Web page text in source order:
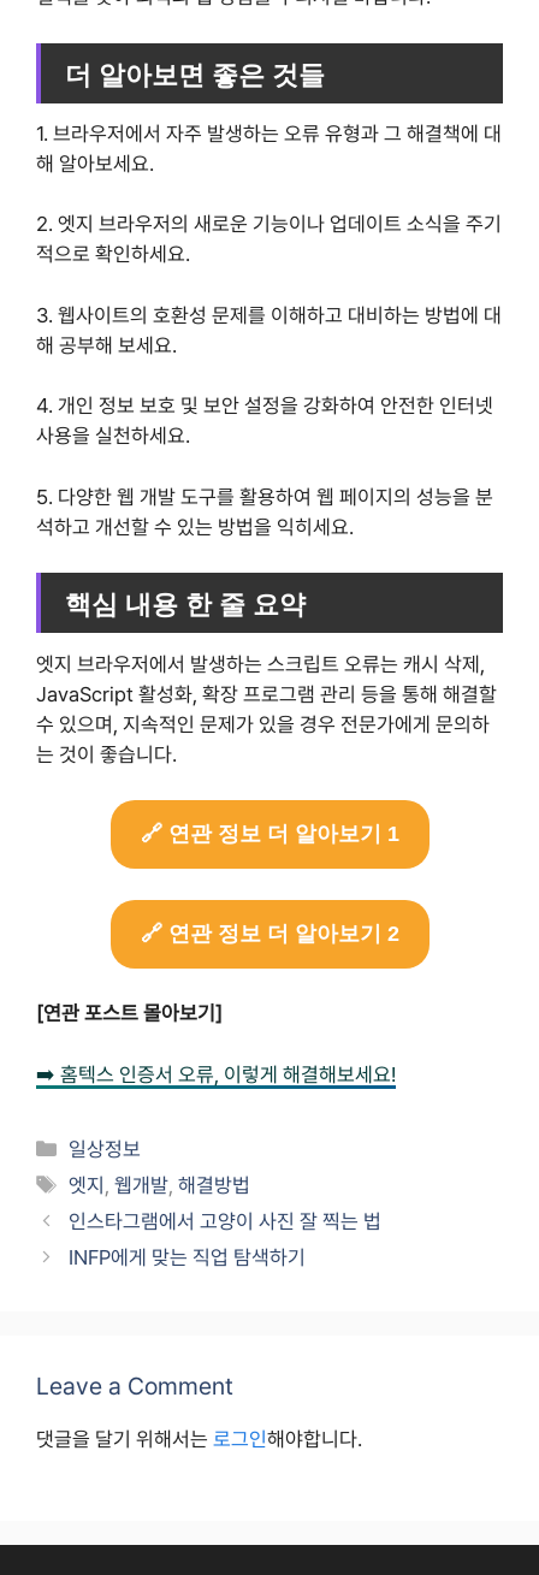
더 알아보면 좋은 것들
1. 브라우저에서 자주 발생하는 오류 유형과 그 해결책에 대
해 알아보세요.
2. 엣지 브라우저의 새로운 기능이나 업데이트 소식을 주기
적으로 확인하세요.
3. 웹사이트의 호환성 문제를 이해하고 대비하는 방법에 대
해 공부해 보세요.
4. 개인 정보 보호 및 보안 설정을 강화하여 안전한 인터넷
사용을 실천하세요.
5. 다양한 웹 개발 도구를 활용하여 웹 페이지의 성능을 분
석하고 개선할 수 있는 방법을 익히세요.
핵심 내용 한 줄 요약
엣지 브라우저에서 발생하는 스크립트 오류는 캐시 삭제,
JavaScript 활성화, 확장 프로그램 관리 등을 통해 해결할
수 있으며, 지속적인 문제가 있을 경우 전문가에게 문의하
는 것이 좋습니다.
🔗 연관 정보 더 알아보기 1
🔗 연관 정보 더 알아보기 2
[연관 포스트 몰아보기]
➡️ 홈텍스 인증서 오류, 이렇게 해결해보세요!
Categories
일상정보
Tags
엣지 ,웹개발 ,해결방법
인스타그램에서 고양이 사진 잘 찍는 법
INFP에게 맞는 직업 탐색하기
Leave a Comment
댓글을 달기 위해서는 로그인해야합니다.